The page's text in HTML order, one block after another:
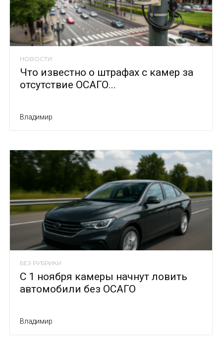
НОВОСТИ
Что известно о штрафах с камер за
отсутствие ОСАГО...
Владимир
БЕЗ РУБРИКИ
С 1 ноября камеры начнут ловить
автомобили без ОСАГО
Владимир